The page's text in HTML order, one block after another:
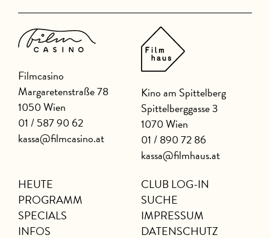
Filmcasino
Margaretenstraße 78
1050 Wien
01 / 587 90 62
kassa@filmcasino.at
Kino am Spittelberg
Spittelberggasse 3
1070 Wien
01 / 890 72 86
kassa@filmhaus.at
HEUTE
PROGRAMM
SPECIALS
INFOS
CLUB LOG-IN
SUCHE
IMPRESSUM
DATENSCHUTZ